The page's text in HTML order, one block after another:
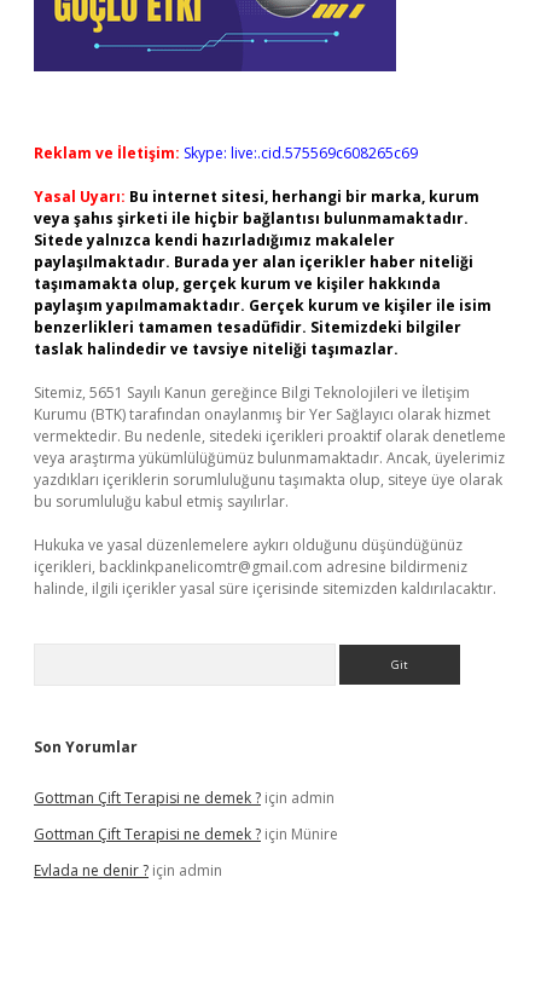
Reklam ve İletişim: Skype: live:.cid.575569c608265c69
Yasal Uyarı: Bu internet sitesi, herhangi bir marka, kurum
veya şahıs şirketi ile hiçbir bağlantısı bulunmamaktadır.
Sitede yalnızca kendi hazırladığımız makaleler
paylaşılmaktadır. Burada yer alan içerikler haber niteliği
taşımamakta olup, gerçek kurum ve kişiler hakkında
paylaşım yapılmamaktadır. Gerçek kurum ve kişiler ile isim
benzerlikleri tamamen tesadüfidir. Sitemizdeki bilgiler
taslak halindedir ve tavsiye niteliği taşımazlar.
Sitemiz, 5651 Sayılı Kanun gereğince Bilgi Teknolojileri ve İletişim
Kurumu (BTK) tarafından onaylanmış bir Yer Sağlayıcı olarak hizmet
vermektedir. Bu nedenle, sitedeki içerikleri proaktif olarak denetleme
veya araştırma yükümlülüğümüz bulunmamaktadır. Ancak, üyelerimiz
yazdıkları içeriklerin sorumluluğunu taşımakta olup, siteye üye olarak
bu sorumluluğu kabul etmiş sayılırlar.
Hukuka ve yasal düzenlemelere aykırı olduğunu düşündüğünüz
içerikleri, backlinkpanelicomtr@gmail.com adresine bildirmeniz
halinde, ilgili içerikler yasal süre içerisinde sitemizden kaldırılacaktır.
Son Yorumlar
Gottman Çift Terapisi ne demek ? için admin
Gottman Çift Terapisi ne demek ? için Münire
Evlada ne denir ? için admin